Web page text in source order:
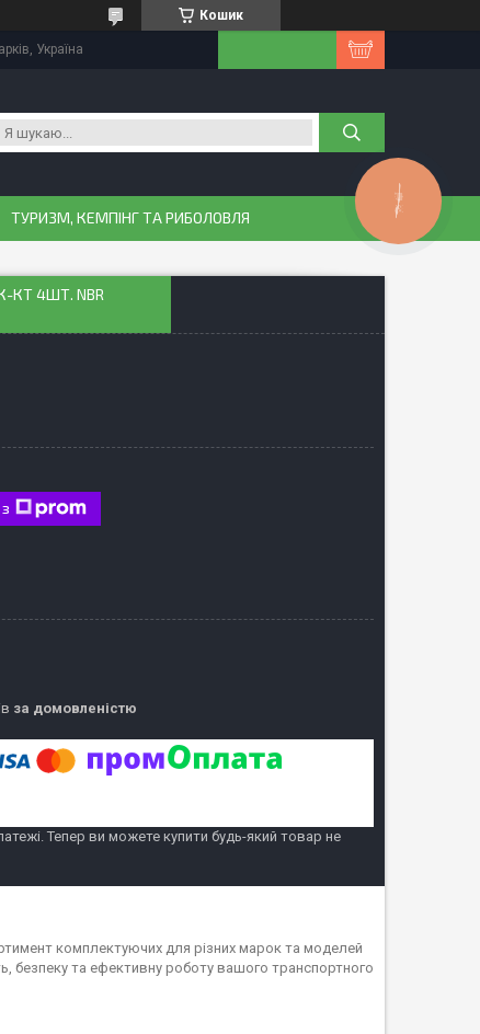
Кошик
Україна
ТУРИЗМ, КЕМПІНГ ТА РИБОЛОВЛЯ
КТ 4ШТ. NBR
за домовленістю
Тепер ви можете купити будь-який товар не
комплектуючих для різних марок та моделей
безпеку та ефективну роботу вашого транспортного
КНОПКА
ЗВ'ЯЗКУ